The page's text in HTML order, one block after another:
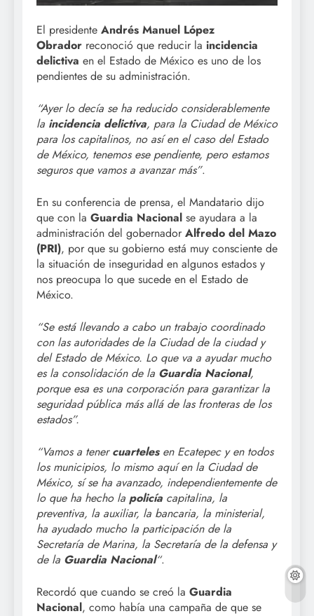
El presidente Andrés Manuel López
Obrador reconoció que reducir la incidencia
delictiva en el Estado de México es uno de los
pendientes de su administración.
“Ayer lo decía se ha reducido considerablemente
la incidencia delictiva, para la Ciudad de México
para los capitalinos, no así en el caso del Estado
de México, tenemos ese pendiente, pero estamos
seguros que vamos a avanzar más”.
En su conferencia de prensa, el Mandatario dijo
que con la Guardia Nacional se ayudara a la
administración del gobernador Alfredo del Mazo
(PRI), por que su gobierno está muy consciente de
la situación de inseguridad en algunos estados y
nos preocupa lo que sucede en el Estado de
México.
“Se está llevando a cabo un trabajo coordinado
con las autoridades de la Ciudad de la ciudad y
del Estado de México. Lo que va a ayudar mucho
es la consolidación de la Guardia Nacional,
porque esa es una corporación para garantizar la
seguridad pública más allá de las fronteras de los
estados”.
“Vamos a tenercuartelesen Ecatepec y en todos
los municipios, lo mismo aquí en la Ciudad de
México, sí se ha avanzado, independientemente de
lo que ha hecho la policía capitalina, la
preventiva, la auxiliar, la bancaria, la ministerial,
ha ayudado mucho la participación de la
Secretaría de Marina, la Secretaría de la defensa y
de la Guardia Nacional“.
Recordó que cuando se creó la Guardia
Nacional, como había una campaña de que se